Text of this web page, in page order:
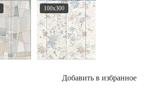
100x300
Добавить в избранное